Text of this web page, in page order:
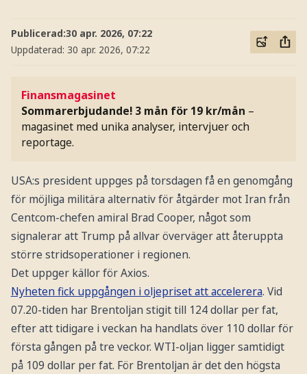
Publicerad:30 apr. 2026, 07:22
Uppdaterad: 30 apr. 2026, 07:22
Finansmagasinet
Sommarerbjudande! 3 mån för 19 kr/mån –
magasinet med unika analyser, intervjuer och
reportage.
USA:s president uppges på torsdagen få en genomgång
för möjliga militära alternativ för åtgärder mot Iran från
Centcom-chefen amiral Brad Cooper, något som
signalerar att Trump på allvar överväger att återuppta
större stridsoperationer i regionen.
Det uppger källor för Axios.
Nyheten fick uppgången i oljepriset att accelerera. Vid
07.20-tiden har Brentoljan stigit till 124 dollar per fat,
efter att tidigare i veckan ha handlats över 110 dollar för
första gången på tre veckor. WTI-oljan ligger samtidigt
på 109 dollar per fat. För Brentoljan är det den högsta